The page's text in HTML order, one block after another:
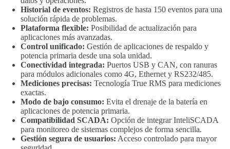
Historial de eventos: Registros de hasta 150 eventos para una
solución rápida de problemas.
Plataforma flexible: Posibilidad de actualización para
aplicaciones más avanzadas.
Control unificado: Gestión de aplicaciones de respaldo y
potencia primaria desde una sola unidad.
Conectividad integrada: Puertos USB y CAN, con ranuras
para módulos adicionales como 4G, Ethernet y RS232/485.
Mediciones precisas: Tecnología True RMS para mediciones
exactas.
Modo de bajo consumo: Evita el drenaje de la batería en
aplicaciones de potencia primaria.
Compatibilidad SCADA: Opción de integrar InteliSCADA
para monitoreo de sistemas complejos de forma sencilla.
Gestión segura de usuarios: Acceso controlado para mayor